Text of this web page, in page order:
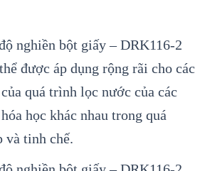
nghiền bột giấy – DRK116-2
được áp dụng rộng rãi cho các
quá trình lọc nước của các
học khác nhau trong quá
và tinh chế.